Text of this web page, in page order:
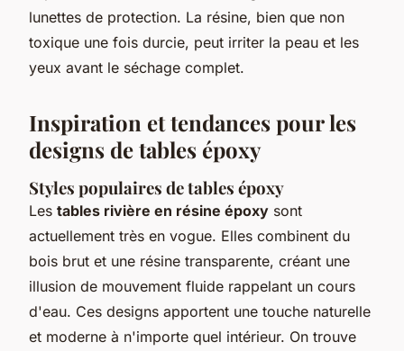
lunettes de protection. La résine, bien que non
toxique une fois durcie, peut irriter la peau et les
yeux avant le séchage complet.
Inspiration et tendances pour les
designs de tables époxy
Styles populaires de tables époxy
Les tables rivière en résine époxy sont
actuellement très en vogue. Elles combinent du
bois brut et une résine transparente, créant une
illusion de mouvement fluide rappelant un cours
d'eau. Ces designs apportent une touche naturelle
et moderne à n'importe quel intérieur. On trouve